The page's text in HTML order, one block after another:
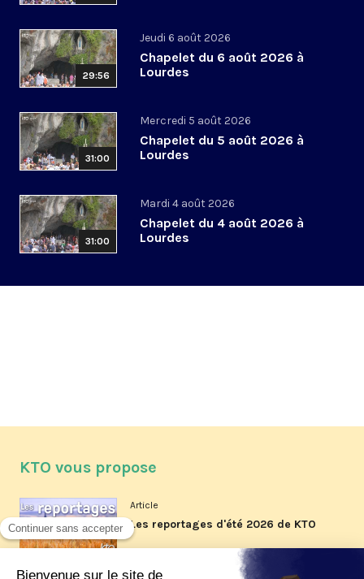
29:56
Jeudi 6 août 2026
Chapelet du 6 août 2026 à
Lourdes
31:00
Mercredi 5 août 2026
Chapelet du 5 août 2026 à
Lourdes
31:00
Mardi 4 août 2026
Chapelet du 4 août 2026 à
Lourdes
KTO vous propose
Article
Les reportages d'été 2026 de KTO